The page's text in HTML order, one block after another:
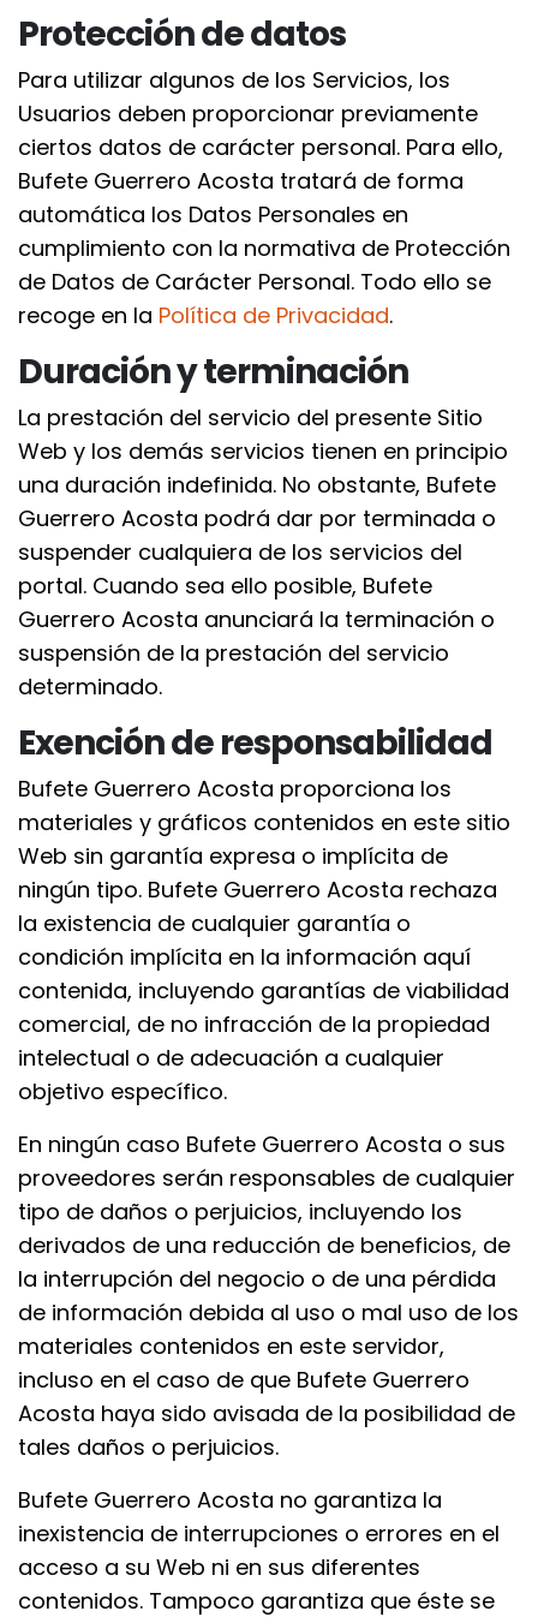
Protección de datos
Para utilizar algunos de los Servicios, los
Usuarios deben proporcionar previamente
ciertos datos de carácter personal. Para ello,
Bufete Guerrero Acosta tratará de forma
automática los Datos Personales en
cumplimiento con la normativa de Protección
de Datos de Carácter Personal. Todo ello se
recoge en la Política de Privacidad.
Duración y terminación
La prestación del servicio del presente Sitio
Web y los demás servicios tienen en principio
una duración indefinida. No obstante, Bufete
Guerrero Acosta podrá dar por terminada o
suspender cualquiera de los servicios del
portal. Cuando sea ello posible, Bufete
Guerrero Acosta anunciará la terminación o
suspensión de la prestación del servicio
determinado.
Exención de responsabilidad
Bufete Guerrero Acosta proporciona los
materiales y gráficos contenidos en este sitio
Web sin garantía expresa o implícita de
ningún tipo. Bufete Guerrero Acosta rechaza
la existencia de cualquier garantía o
condición implícita en la información aquí
contenida, incluyendo garantías de viabilidad
comercial, de no infracción de la propiedad
intelectual o de adecuación a cualquier
objetivo específico.
En ningún caso Bufete Guerrero Acosta o sus
proveedores serán responsables de cualquier
tipo de daños o perjuicios, incluyendo los
derivados de una reducción de beneficios, de
la interrupción del negocio o de una pérdida
de información debida al uso o mal uso de los
materiales contenidos en este servidor,
incluso en el caso de que Bufete Guerrero
Acosta haya sido avisada de la posibilidad de
tales daños o perjuicios.
Bufete Guerrero Acosta no garantiza la
inexistencia de interrupciones o errores en el
acceso a su Web ni en sus diferentes
contenidos. Tampoco garantiza que éste se